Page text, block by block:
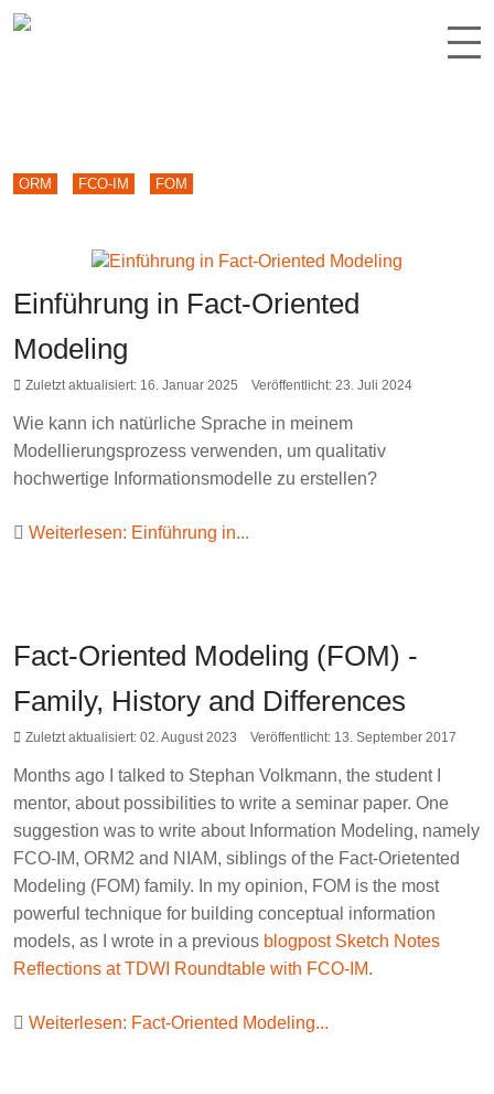
ORM FCO-IM FOM
Einführung in Fact-Oriented
Modeling
Veröffentlicht: 23. Juli 2024
Zuletzt aktualisiert: 16. Januar 2025
Wie kann ich natürliche Sprache in meinem
Modellierungsprozess verwenden, um qualitativ
hochwertige Informationsmodelle zu erstellen?
Weiterlesen: Einführung in...
Fact-Oriented Modeling (FOM) -
Family, History and Differences
Veröffentlicht: 13. September 2017
Zuletzt aktualisiert: 02. August 2023
Months ago I talked to Stephan Volkmann, the student I
mentor, about possibilities to write a seminar paper. One
suggestion was to write about Information Modeling, namely
FCO-IM, ORM2 and NIAM, siblings of the Fact-Orietented
Modeling (FOM) family. In my opinion, FOM is the most
powerful technique for building conceptual information
models, as I wrote in a previous blogpost Sketch Notes
Reflections at TDWI Roundtable with FCO-IM.
Weiterlesen: Fact-Oriented Modeling...